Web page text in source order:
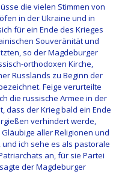
die vielen Stimmen von
in der Ukraine und in
für ein Ende des Krieges
Souveränität und
so der Magdeburger
orthodoxen Kirche,
Russlands zu Beginn der
Feige verurteilte
die russische Armee in der
dass der Krieg bald ein Ende
verhindert werde,
aller Religionen und
ich sehe es als pastorale
an, für sie Partei
der Magdeburger